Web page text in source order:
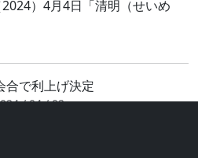
）4月4日「清明（せいめ
合で利上げ決定
/ 04 / 02